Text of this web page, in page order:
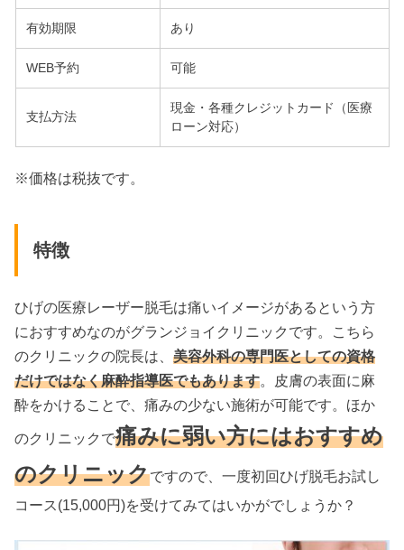
有効期限 あり
WEB予約 可能
支払方法
現金・各種クレジットカード（医療
ローン対応）
※価格は税抜です。
特徴
ひげの医療レーザー脱毛は痛いイメージがあるという方
におすすめなのがグランジョイクリニックです。こちら
のクリニックの院長は、美容外科の専門医としての資格
だけではなく麻酔指導医でもあります。皮膚の表面に麻
酔をかけることで、痛みの少ない施術が可能です。ほか
のクリニックで痛みに弱い方にはおすすめ
のクリニックですので、一度初回ひげ脱毛お試し
コース(15,000円)を受けてみてはいかがでしょうか？